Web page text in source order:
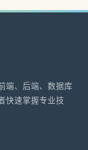
端、后端、数据库
快速掌握专业技